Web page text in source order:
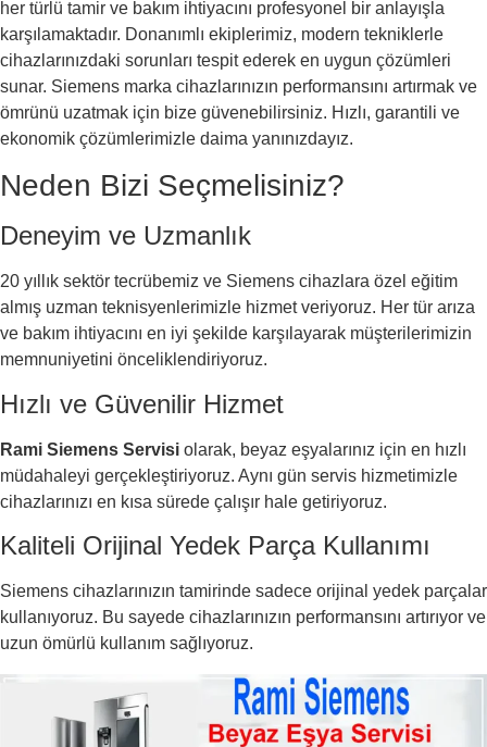
her türlü tamir ve bakım ihtiyacını profesyonel bir anlayışla
karşılamaktadır. Donanımlı ekiplerimiz, modern tekniklerle
cihazlarınızdaki sorunları tespit ederek en uygun çözümleri
sunar. Siemens marka cihazlarınızın performansını artırmak ve
ömrünü uzatmak için bize güvenebilirsiniz. Hızlı, garantili ve
ekonomik çözümlerimizle daima yanınızdayız.
Neden Bizi Seçmelisiniz?
Deneyim ve Uzmanlık
20 yıllık sektör tecrübemiz ve Siemens cihazlara özel eğitim
almış uzman teknisyenlerimizle hizmet veriyoruz. Her tür arıza
ve bakım ihtiyacını en iyi şekilde karşılayarak müşterilerimizin
memnuniyetini önceliklendiriyoruz.
Hızlı ve Güvenilir Hizmet
Rami Siemens Servisi olarak, beyaz eşyalarınız için en hızlı
müdahaleyi gerçekleştiriyoruz. Aynı gün servis hizmetimizle
cihazlarınızı en kısa sürede çalışır hale getiriyoruz.
Kaliteli Orijinal Yedek Parça Kullanımı
Siemens cihazlarınızın tamirinde sadece orijinal yedek parçalar
kullanıyoruz. Bu sayede cihazlarınızın performansını artırıyor ve
uzun ömürlü kullanım sağlıyoruz.